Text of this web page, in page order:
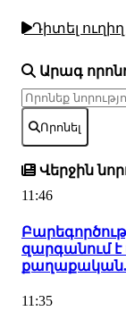
Դիտել
Արագ
Որոնել
Վերջին
11:46
զարգանում
11:35